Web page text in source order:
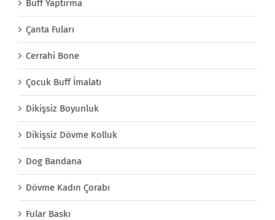
Buff Yaptırma
Çanta Fuları
Cerrahi Bone
Çocuk Buff İmalatı
Dikişsiz Boyunluk
Dikişsiz Dövme Kolluk
Dog Bandana
Dövme Kadın Çorabı
Fular Baskı